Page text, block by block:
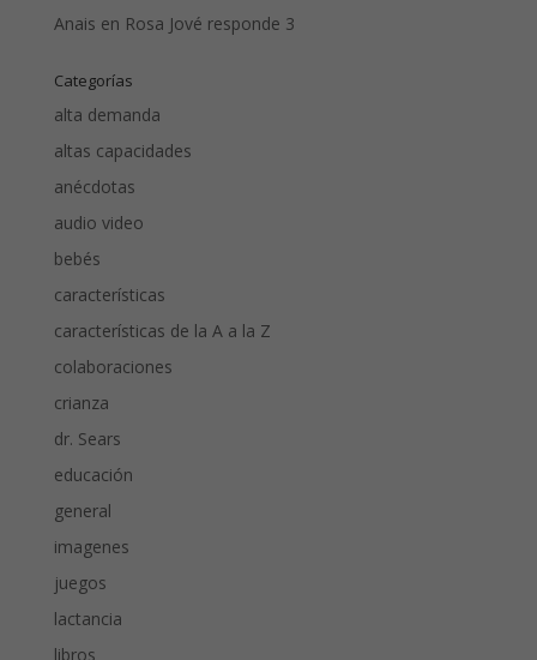
Anais en Rosa Jové responde 3
Categorías
alta demanda
altas capacidades
anécdotas
audio video
bebés
características
características de la A a la Z
colaboraciones
crianza
dr. Sears
educación
general
imagenes
juegos
lactancia
libros